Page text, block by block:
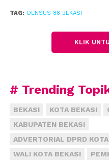
TAG: DENSUS 88 BEKASI
KLIK
# Trending
BEKASI KOTA BEKASI
KABUPATEN BEKASI
ADVERTORIAL DPRD
WALI KOTA BEKASI